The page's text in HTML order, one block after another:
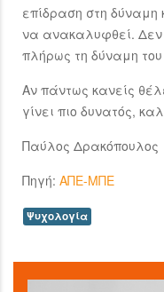
επίδραση στη δύναμη
να ανακαλυφθεί. Δεν
πλήρως τη δύναμη του
Αν πάντως κανείς
γίνει πιο δυνατός,
Παύλος Δρακόπουλος
Πηγή: ΑΠΕ-ΜΠΕ
Ψυχολογία